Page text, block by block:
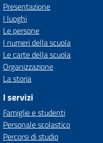
Presentazione
I luoghi
Le persone
I numeri della scuola
Le carte della scuola
Organizzazione
La storia
I servizi
Famiglie e studenti
Personale scolastico
Percorsi di studio